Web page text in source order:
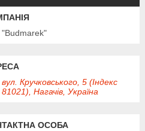
"Budmarek"
вул. Кручковського, 5 (Індекс
81021), Нагачів, Україна